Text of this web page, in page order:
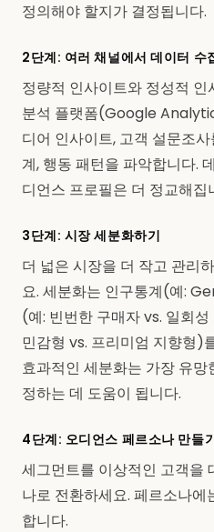
정의해야 할지가 결정됩니다.
2단계: 여러 채널에서 데이터 수
정량적 인사이트와 정성적
분석 플랫폼(Google
디어 인사이트, 고객 설문조
계, 행동 패턴을 파악합니다.
디언스 프로필은 더 정교해집
3단계: 시장 세분화하기
더 넓은 시장을 더 작고 관리
요. 세분화는 인구통계(예:
(예: 빈번한 구매자 vs. 일회
민감형 vs. 프리미엄 지향형)
효과적인 세분화는 가장 유
정하는 데 도움이 됩니다.
4단계: 오디언스 페르소나 만들
세그먼트를 이상적인 고객을
나로 전환하세요. 페르소나
합니다.